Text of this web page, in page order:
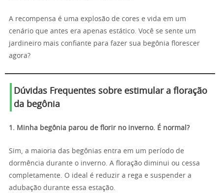
A recompensa é uma explosão de cores e vida em um
cenário que antes era apenas estático. Você se sente um
jardineiro mais confiante para fazer sua begônia florescer
agora?
Dúvidas Frequentes sobre estimular a floração
da begônia
1. Minha begônia parou de florir no inverno. É normal?
Sim, a maioria das begônias entra em um período de
dormência durante o inverno. A floração diminui ou cessa
completamente. O ideal é reduzir a rega e suspender a
adubação durante essa estação.